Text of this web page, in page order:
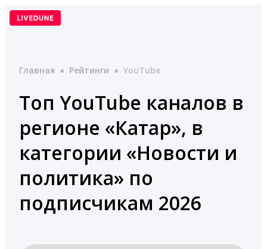
Перейти
Главная ● Рейтинги ● YouTube
Топ YouTube каналов в
регионе «Катар», в
категории «Новости и
политика» по
подписчикам 2026